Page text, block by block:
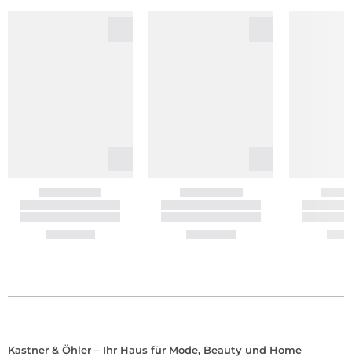
Kastner & Öhler – Ihr Haus für Mode, Beauty und Home